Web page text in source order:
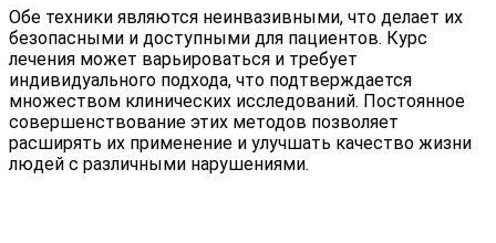
Обе техники являются неинвазивными, что делает их
безопасными и доступными для пациентов. Курс
лечения может варьироваться и требует
индивидуального подхода, что подтверждается
множеством клинических исследований. Постоянное
совершенствование этих методов позволяет
расширять их применение и улучшать качество жизни
людей с различными нарушениями.